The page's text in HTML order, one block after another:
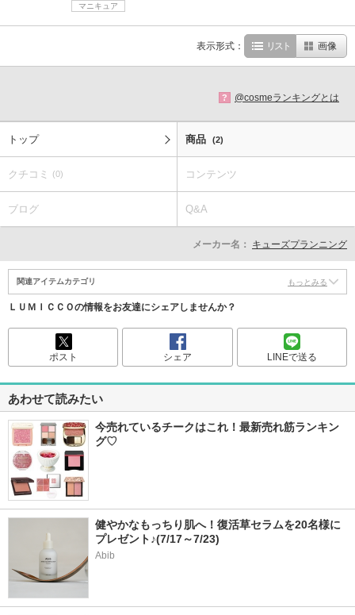
マニキュア
表示形式： リスト 画像
? @cosmeランキングとは
トップ 商品 (2)
クチコミ (0) コンテンツ
ブログ Q&A
メーカー名： キューズプランニング
関連アイテムカテゴリ もっとみる
ＬＵＭＩＣＣＯの情報をお友達にシェアしませんか？
ポスト シェア LINEで送る
あわせて読みたい
今売れているチークはこれ！最新売れ筋ランキン
グ♡
健やかなもっちり肌へ！復活草セラムを20名様に
プレゼント♪(7/17～7/23)
Abib